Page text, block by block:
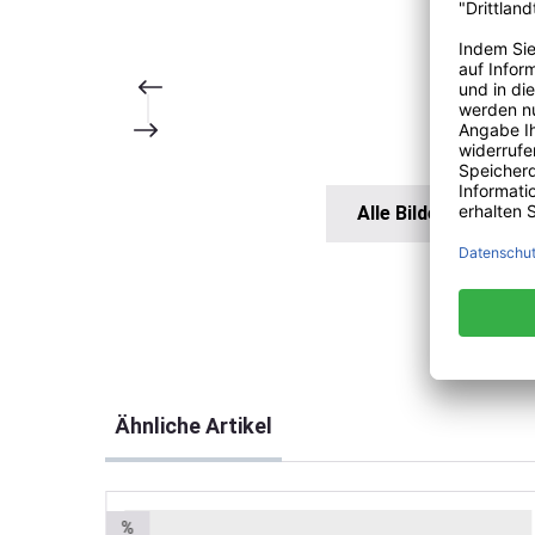
Alle Bilder anzeigen
Ähnliche Artikel
%